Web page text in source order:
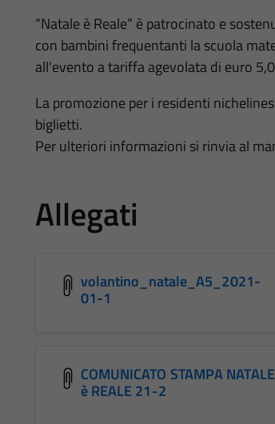
“Natale è Reale” è patrocinato e
con bambini frequentanti la scuola
all'evento a tariffa agevolata di euro
La promozione per i residenti
biglietti.
Per ulteriori informazioni si rinvia al
Allegati
volantino_natale_A5_2021-
01-1
COMUNICATO STAMPA NATALE
è REALE 21-2